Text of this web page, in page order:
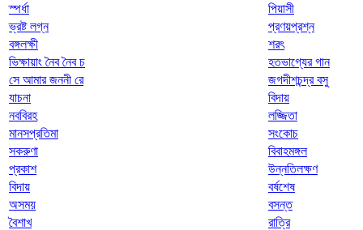
স্পর্ধা
পিয়াসী
ভ্রষ্ট লগ্ন
প্রণয়প্রশ্ন
বঙ্গলক্ষী
শরৎ
ভিক্ষায়াং নৈব নৈব চ
হতভাগ্যের গান
সে আমার জননী রে
জগদীশচন্দ্র বসু
যাচনা
বিদায়
নববিরহ
লজ্জিতা
মানসপ্রতিমা
সংকোচ
সকরুণা
বিবাহমঙ্গল
প্রকাশ
উন্নতিলক্ষণ
বিদায়
বর্ষশেষ
অসময়
বসন্ত
বৈশাখ
রাত্রি